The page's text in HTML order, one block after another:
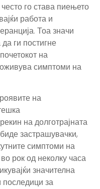
го става пиењето
работа и
Тоа значи
ги постигне
на
симптоми на
на
на долготрајната
застрашувачки,
симптоми на
рок од неколку часа
значителна
последици за